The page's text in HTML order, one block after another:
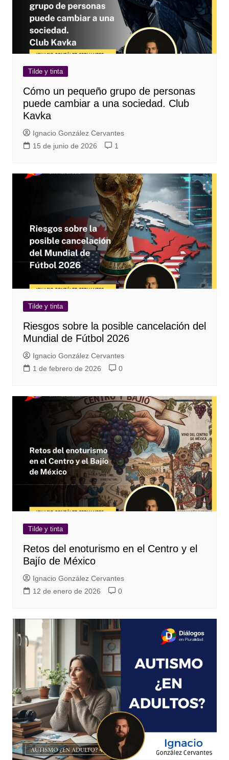
Tilde y tinta
Cómo un pequeño grupo de personas
puede cambiar a una sociedad. Club
Kavka
Ignacio González Cervantes
15 de junio de 2026
1
Tilde y tinta
Riesgos sobre la posible cancelación del
Mundial de Fútbol 2026
Ignacio González Cervantes
1 de febrero de 2026
0
Tilde y tinta
Retos del enoturismo en el Centro y el
Bajío de México
Ignacio González Cervantes
12 de enero de 2026
0